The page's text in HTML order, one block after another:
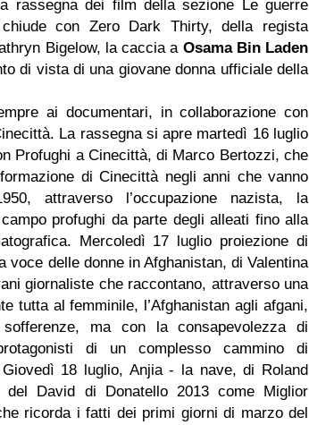
rassegna dei film della sezione Le guerre
con Zero Dark Thirty, della regista
Bigelow, la caccia a Osama Bin Laden
di vista di una giovane donna ufficiale della
ai documentari, in collaborazione con
La rassegna si apre martedì 16 luglio
Profughi a Cinecittà, di Marco Bertozzi, che
di Cinecittà negli anni che vanno
attraverso l’occupazione nazista, la
profughi da parte degli alleati fino alla
Mercoledì 17 luglio proiezione di
voce delle donne in Afghanistan, di Valentina
giornaliste che raccontano, attraverso una
tutta al femminile, l’Afghanistan agli afgani,
ma con la consapevolezza di
di un complesso cammino di
Giovedì 18 luglio, Anjia - la nave, di Roland
del David di Donatello 2013 come Miglior
ricorda i fatti dei primi giorni di marzo del